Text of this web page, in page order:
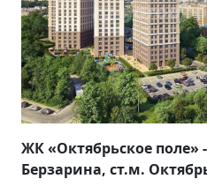
ЖК «Октябрьское поле»
Берзарина, ст.м.